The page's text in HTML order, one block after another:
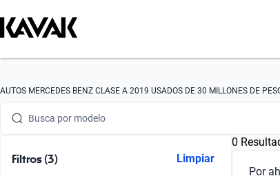
AUTOS MERCEDES BENZ CLASE A 2019 USADOS DE 30 MILLONES DE
Busca por marca
Busca por modelo
Filtros (3) Limpiar
0
Por